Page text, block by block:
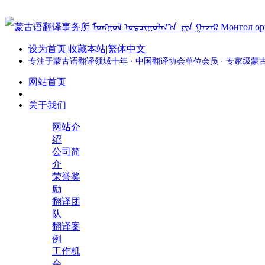
设为首页|收藏本站|繁体中文
专注于蒙古语翻译领域十年 · 中国翻译协会单位会员 · 专家级蒙
网站首页
关于我们
网站介
绍
公司简
介
荣誉奖
励
翻译团
队
翻译案
例
工作机